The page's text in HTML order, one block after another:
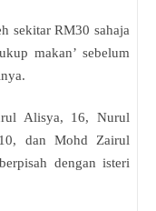
sekitar RM30 sahaja
makan’ sebelum
Alisya, 16, Nurul
dan Mohd Zairul
dengan isteri